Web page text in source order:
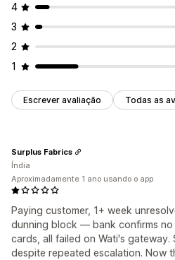
Atualizações de pedidos
Personalização
Emojis e adesivos
Atribuição de chat
Flows de chat
4
3
2
1
Escrever avaliação Todas as
Paying customer, 1+ week
dunning block — bank confirms no
cards, all failed on Wati's
despite repeated escalation. Now
Surplus Fabrics
Índia
Aproximadamente 1 ano usando o app